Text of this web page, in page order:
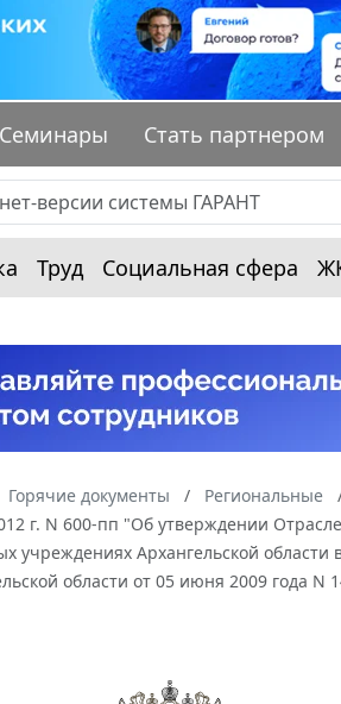
Семинары Стать партнером
Труд Социальная сфера
Горячие документы Региональные
г. N 600-пп "Об утверждении
учреждениях Архангельской
области от 05 июня 2009 года N